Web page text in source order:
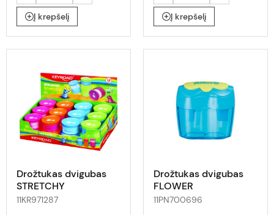
Į krepšelį Į krepšelį
Drožtukas dvigubas
STRETCHY
11KR971287
Drožtukas dvigubas
FLOWER
11PN700696